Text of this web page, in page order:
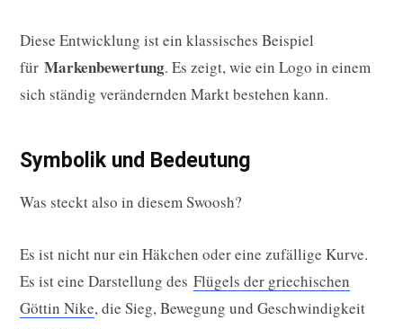
Diese Entwicklung ist ein klassisches Beispiel
für Markenbewertung. Es zeigt, wie ein Logo in einem
sich ständig verändernden Markt bestehen kann.
Symbolik und Bedeutung
Was steckt also in diesem Swoosh?
Es ist nicht nur ein Häkchen oder eine zufällige Kurve.
Es ist eine Darstellung des Flügels der griechischen
Göttin Nike, die Sieg, Bewegung und Geschwindigkeit